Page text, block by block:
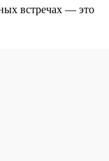
встречах — это